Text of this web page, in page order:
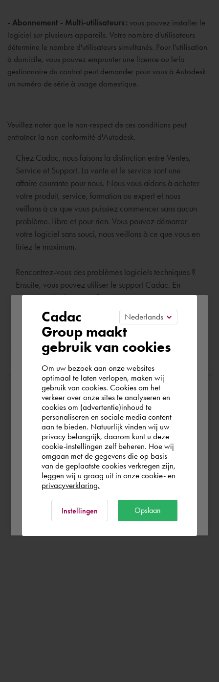
- Abonnement - Multi-utilisateurs : vous pouvez installer le
logiciel sur plusieurs appareils. Votre nombre d'utilisateurs
détermine le nombre d'utilisateurs simultanés. Pour l'utilisation
à domicile, vous pouvez emprunter une licence ou le·la
gestionnaire du contrat peut demander pour vous à Autodesk
un numéro de série à usage domestique.
Veuillez noter que le non-respect de ces conditions peut
entraîner la non-conformité d'Autodesk.
Chez Cadac, nous faisons la distinction entre Ventes,
Service et Support. La vente et le service sont une
affaire courante pour nous. Nous vous aidons à acheter
votre produit, service, formation ou expert et nous
veillons à ce que vous puissiez commencer sans aucun
problème. Libre et pour rien. Vous pouvez démarrer
votre logiciel sans souci, nous veillons à ce que vous en
tiriez le maximum.
Rencontrez-vous des problèmes logiciels techniques ?
Ensuite, vous pouvez utiliser le support Cadac. En
soumettant les bonnes informations, nous pouvons vous
aider aussi rapidement que possible
Posez une question
Please confirm your current
region
According to us you are situated in Rest of
the world. Please confirm in which country
you wish to shop.
Schweiz
Rest of the world
Cadac
Group maakt
gebruik van cookies
Om uw bezoek aan onze websites
optimaal te laten verlopen, maken wij
gebruik van cookies. Cookies om het
verkeer over onze sites te analyseren en
cookies om (advertentie)inhoud te
personaliseren en sociale media content
aan te bieden. Natuurlijk vinden wij uw
privacy belangrijk, daarom kunt u deze
cookie-instellingen zelf beheren. Hoe wij
omgaan met de gegevens die op basis
van de geplaatste cookies verkregen zijn,
leggen wij u graag uit in onze cookie- en
privacyverklaring.
Instellingen Opslaan